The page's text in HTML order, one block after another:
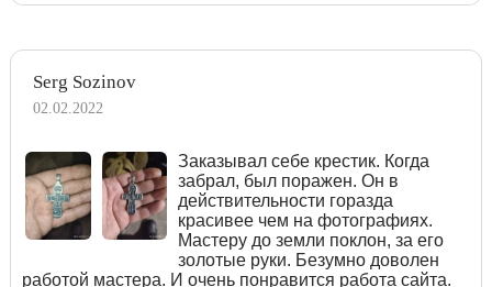
Serg Sozinov
02.02.2022
Заказывал себе крестик. Когда
забрал, был поражен. Он в
действительности горазда
красивее чем на фотографиях.
Мастеру до земли поклон, за его
золотые руки. Безумно доволен
работой мастера. И очень понравится работа сайта.